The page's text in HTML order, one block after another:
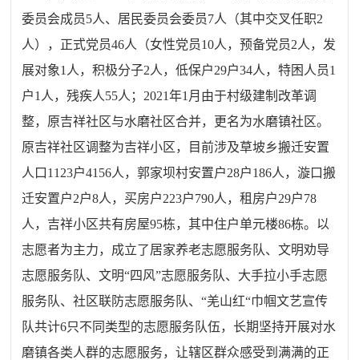
委员会成员5人、居民委员会委员7人（其中交叉任职2
人），正式党员46人（女性党员10人，预备党员2人，发
展对象1人，积极分子2人，低保户29户34人，特困人员1
户1人，残疾人55人；2021年1月由于村级建制改革调
整，原吉祥社区与水磨社区合并，更名为水磨镇社区。
原吉祥社区调整为吉祥小区，目前涉及草坡乡搬迁安置
人口1123户4156人，郭家坝村安置户28户186人，漩口搬
迁安置户2户8人，买房户223户790人，租房户29户78
人，吉祥小区共有房屋95栋，其中住户单元楼86栋。以
志愿者为主力，成立了居家养老志愿服务队、文明劝导
志愿服务队、文明“四风”志愿服务队、 大手拉小手志愿
服务队、社区联防志愿服务队、“羌山红“巾帼文艺宣传
队共计6只不同类型的志愿服务队伍，长期坚持开展对水
磨镇各类人群的志愿服务，让辖区群众感受到满满的正